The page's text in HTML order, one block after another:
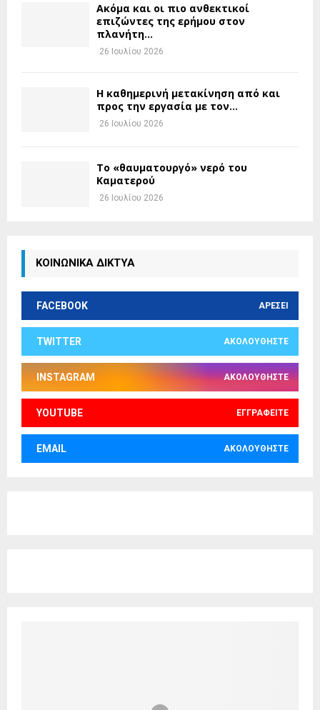
Ακόμα και οι πιο ανθεκτικοί
επιζώντες της ερήμου στον
πλανήτη...
26 Ιουλίου 2026
H καθημερινή μετακίνηση από και
προς την εργασία με τον...
26 Ιουλίου 2026
Το «θαυματουργό» νερό του
Καματερού
26 Ιουλίου 2026
ΚΟΙΝΩΝΙΚΑ ΔΙΚΤΥΑ
FACEBOOK ΑΡΈΣΕΙ
TWITTER ΑΚΟΛΟΥΘΉΣΤΕ
INSTAGRAM ΑΚΟΛΟΥΘΉΣΤΕ
YOUTUBE ΕΓΓΡΑΦΕΊΤΕ
EMAIL ΑΚΟΛΟΥΘΉΣΤΕ